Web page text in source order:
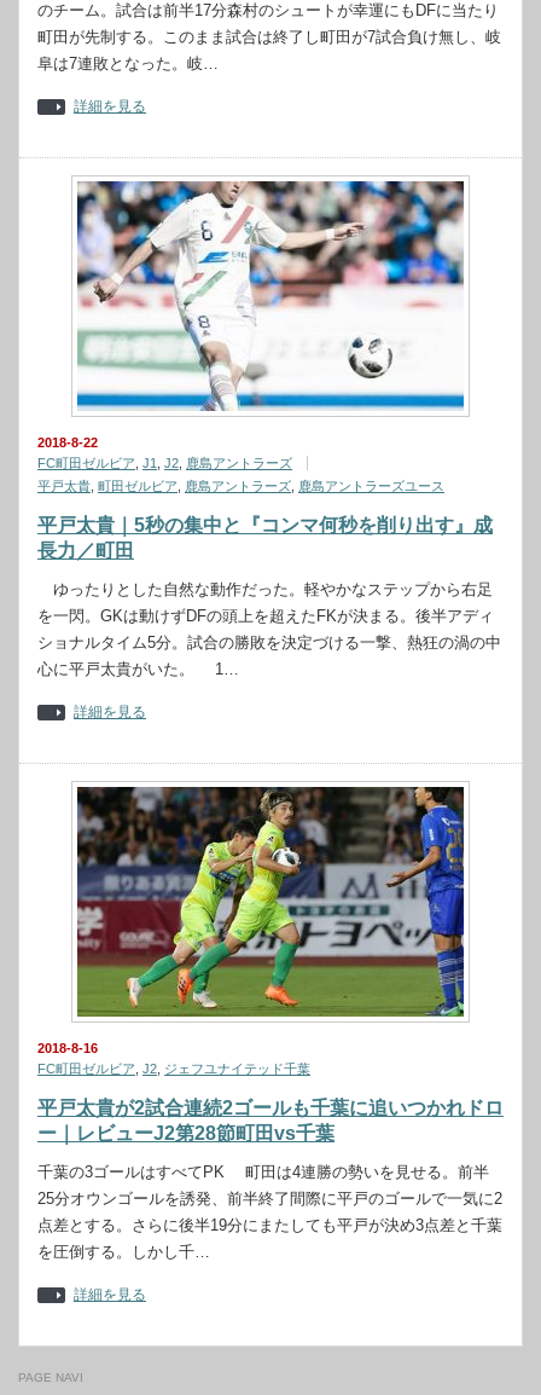
のチーム。試合は前半17分森村のシュートが幸運にもDFに当たり
町田が先制する。このまま試合は終了し町田が7試合負け無し、岐
阜は7連敗となった。岐…
詳細を見る
2018-8-22
FC町田ゼルビア J1 J2 鹿島アントラーズ
平戸太貴 町田ゼルビア 鹿島アントラーズ 鹿島アントラーズユース
平戸太貴｜5秒の集中と『コンマ何秒を削り出す』成
長力／町田
ゆったりとした自然な動作だった。軽やかなステップから右足
を一閃。GKは動けずDFの頭上を超えたFKが決まる。後半アディ
ショナルタイム5分。試合の勝敗を決定づける一撃、熱狂の渦の中
心に平戸太貴がいた。 1…
詳細を見る
2018-8-16
FC町田ゼルビア J2 ジェフユナイテッド千葉
平戸太貴が2試合連続2ゴールも千葉に追いつかれドロ
ー｜レビューJ2第28節町田vs千葉
千葉の3ゴールはすべてPK 町田は4連勝の勢いを見せる。前半
25分オウンゴールを誘発、前半終了間際に平戸のゴールで一気に2
点差とする。さらに後半19分にまたしても平戸が決め3点差と千葉
を圧倒する。しかし千…
詳細を見る
PAGE NAVI